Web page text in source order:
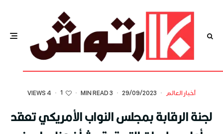
أخبار العالم ·
29/09/2023
·
3 MIN READ
·
1
·
4 VIEWS
لجنة الرقابة بمجلس النواب الأمريكي تعقد